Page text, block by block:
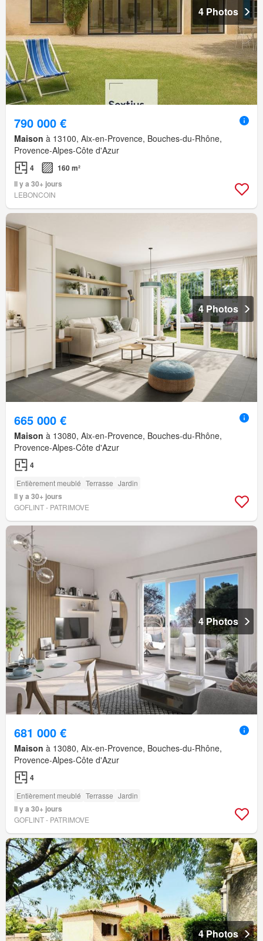
4 Photos
790 000 €
Maison à 13100, Aix-en-Provence, Bouches-du-Rhône,
Provence-Alpes-Côte d'Azur
4
160 m²
Il y a 30+ jours
LEBONCOIN
4 Photos
665 000 €
Maison à 13080, Aix-en-Provence, Bouches-du-Rhône,
Provence-Alpes-Côte d'Azur
4
Entièrement meublé Terrasse Jardin
Il y a 30+ jours
GOFLINT - PATRIMOVE
4 Photos
681 000 €
Maison à 13080, Aix-en-Provence, Bouches-du-Rhône,
Provence-Alpes-Côte d'Azur
4
Entièrement meublé Terrasse Jardin
Il y a 30+ jours
GOFLINT - PATRIMOVE
4 Photos